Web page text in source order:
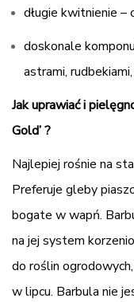
długie kwitnienie –
doskonale
astrami,
Jak uprawiać i
Gold’ ?
Najlepiej rośnie na
Preferuje gleby
bogate w wapń.
na jej system
do roślin
w lipcu. Barbula nie